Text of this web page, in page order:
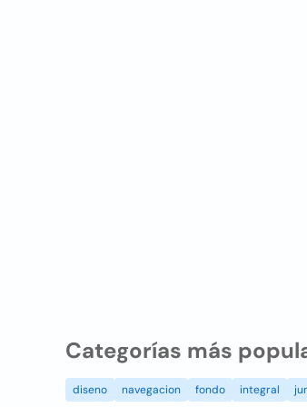
Categorías más
diseno navegacion fondo integral